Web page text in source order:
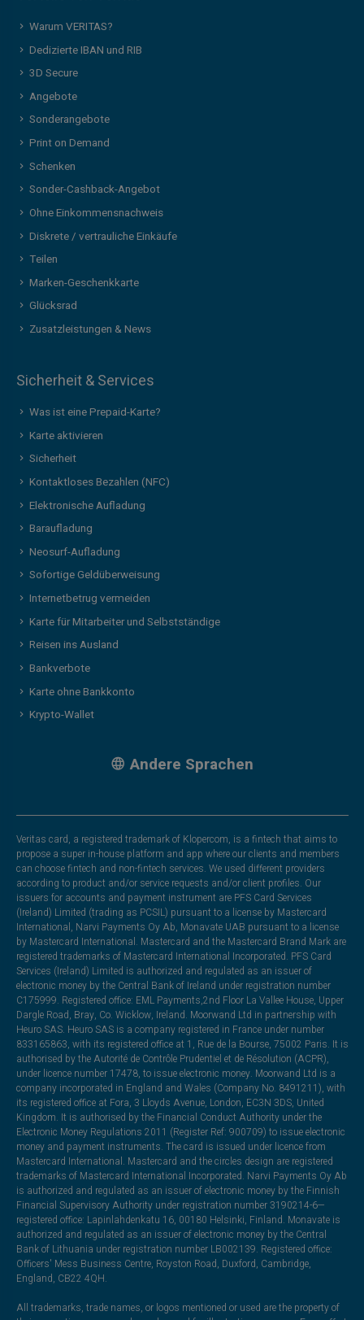
Warum VERITAS?
Dedizierte IBAN und RIB
3D Secure
Angebote
Sonderangebote
Print on Demand
Schenken
Sonder-Cashback-Angebot
Ohne Einkommensnachweis
Diskrete / vertrauliche Einkäufe
Teilen
Marken-Geschenkkarte
Glücksrad
Zusatzleistungen & News
Sicherheit & Services
Was ist eine Prepaid-Karte?
Karte aktivieren
Sicherheit
Kontaktloses Bezahlen (NFC)
Elektronische Aufladung
Baraufladung
Neosurf-Aufladung
Sofortige Geldüberweisung
Internetbetrug vermeiden
Karte für Mitarbeiter und Selbstständige
Reisen ins Ausland
Bankverbote
Karte ohne Bankkonto
Krypto-Wallet
Andere Sprachen
Veritas card, a registered trademark of Klopercom, is a fintech that aims to
propose a super in-house platform and app where our clients and members
can choose fintech and non-fintech services. We used different providers
according to product and/or service requests and/or client profiles. Our
issuers for accounts and payment instrument are PFS Card Services
(Ireland) Limited (trading as PCSIL) pursuant to a license by Mastercard
International, Narvi Payments Oy Ab, Monavate UAB pursuant to a license
by Mastercard International. Mastercard and the Mastercard Brand Mark are
registered trademarks of Mastercard International Incorporated. PFS Card
Services (Ireland) Limited is authorized and regulated as an issuer of
electronic money by the Central Bank of Ireland under registration number
C175999. Registered office: EML Payments,2nd Floor La Vallee House, Upper
Dargle Road, Bray, Co. Wicklow, Ireland. Moorwand Ltd in partnership with
Heuro SAS. Heuro SAS is a company registered in France under number
833165863, with its registered office at 1, Rue de la Bourse, 75002 Paris. It is
authorised by the Autorité de Contrôle Prudentiel et de Résolution (ACPR),
under licence number 17478, to issue electronic money. Moorwand Ltd is a
company incorporated in England and Wales (Company No. 8491211), with
its registered office at Fora, 3 Lloyds Avenue, London, EC3N 3DS, United
Kingdom. It is authorised by the Financial Conduct Authority under the
Electronic Money Regulations 2011 (Register Ref: 900709) to issue electronic
money and payment instruments. The card is issued under licence from
Mastercard International. Mastercard and the circles design are registered
trademarks of Mastercard International Incorporated. Narvi Payments Oy Ab
is authorized and regulated as an issuer of electronic money by the Finnish
Financial Supervisory Authority under registration number 3190214-6—
registered office: Lapinlahdenkatu 16, 00180 Helsinki, Finland. Monavate is
authorized and regulated as an issuer of electronic money by the Central
Bank of Lithuania under registration number LB002139. Registered office:
Officers' Mess Business Centre, Royston Road, Duxford, Cambridge,
England, CB22 4QH.
All trademarks, trade names, or logos mentioned or used are the property of